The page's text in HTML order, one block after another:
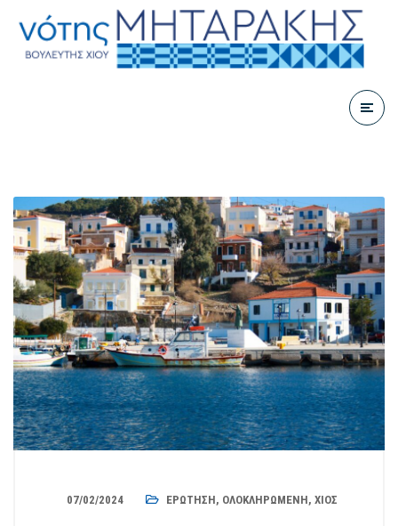
07/02/2024 ΕΡΏΤΗΣΗ, ΟΛΟΚΛΗΡΩΜΈΝΗ, ΧΊΟΣ